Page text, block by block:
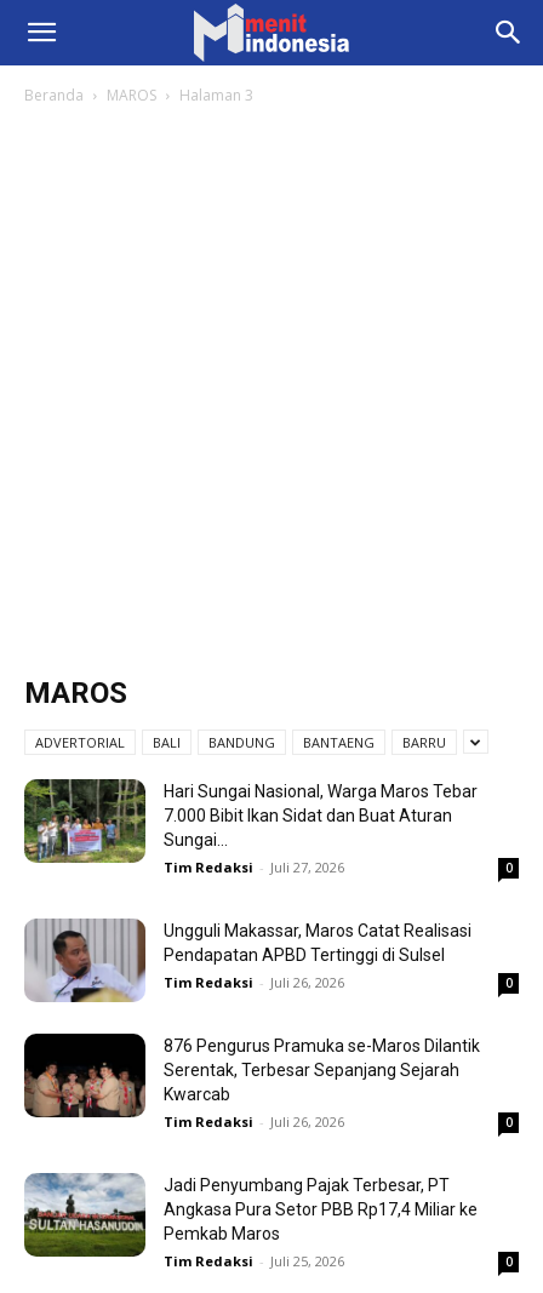
Beranda MAROS Halaman 3
MAROS
ADVERTORIAL BALI BANDUNG BANTAENG BARRU
Hari Sungai Nasional, Warga Maros Tebar
7.000 Bibit Ikan Sidat dan Buat Aturan
Sungai...
Tim Redaksi - Juli 27, 2026 0
Ungguli Makassar, Maros Catat Realisasi
Pendapatan APBD Tertinggi di Sulsel
Tim Redaksi - Juli 26, 2026 0
876 Pengurus Pramuka se-Maros Dilantik
Serentak, Terbesar Sepanjang Sejarah
Kwarcab
Tim Redaksi - Juli 26, 2026 0
Jadi Penyumbang Pajak Terbesar, PT
Angkasa Pura Setor PBB Rp17,4 Miliar ke
Pemkab Maros
Tim Redaksi - Juli 25, 2026 0